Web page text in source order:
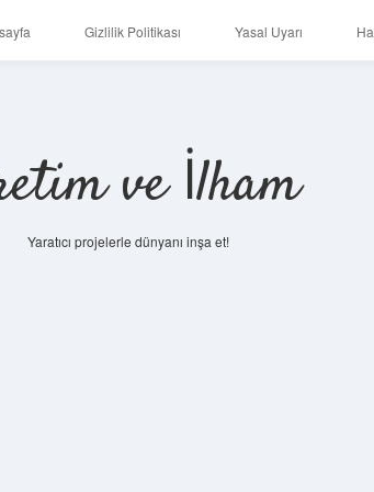
Gizlilik Politikası Yasal Uyarı
ve İlham
Yaratıcı projelerle dünyanı inşa et!